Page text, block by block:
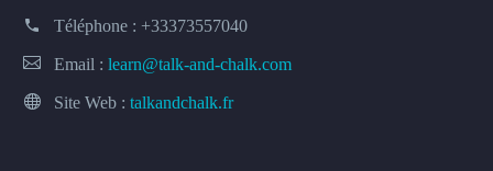
Téléphone : +33373557040
Email : learn@talk-and-chalk.com
Site Web : talkandchalk.fr